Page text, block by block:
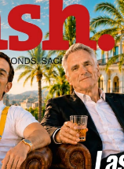
III Tabelle: So
ist pro Kind